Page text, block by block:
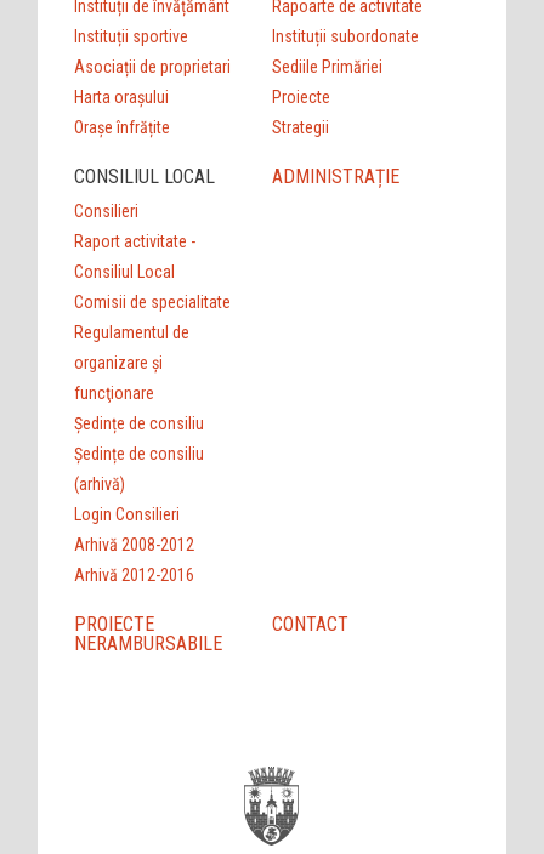
Instituții de învățământ
Instituții sportive
Asociații de proprietari
Harta orașului
Orașe înfrățite
Rapoarte de activitate
Instituții subordonate
Sediile Primăriei
Proiecte
Strategii
CONSILIUL LOCAL
Consilieri
Raport activitate -
Consiliul Local
Comisii de specialitate
Regulamentul de
organizare şi
funcţionare
Ședințe de consiliu
Ședințe de consiliu
(arhivă)
Login Consilieri
Arhivă 2008-2012
Arhivă 2012-2016
ADMINISTRAȚIE
PROIECTE
NERAMBURSABILE
CONTACT